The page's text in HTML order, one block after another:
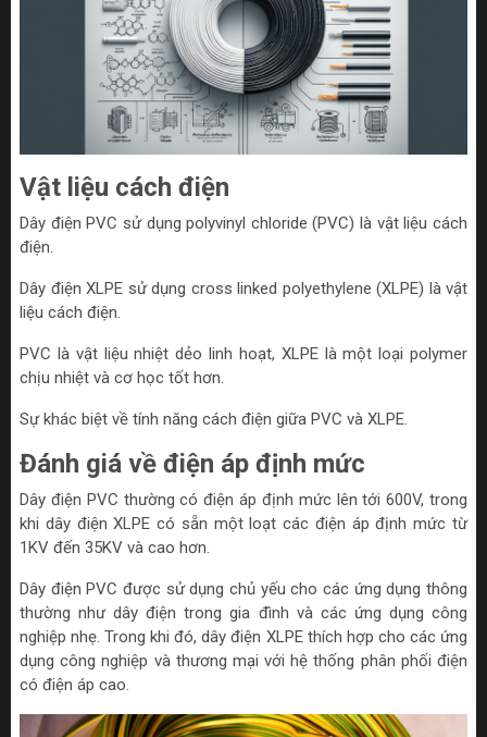
Vật liệu cách điện
Dây điện PVC sử dụng polyvinyl chloride (PVC) là vật liệu cách
điện.
Dây điện XLPE sử dụng cross linked polyethylene (XLPE) là vật
liệu cách điện.
PVC là vật liệu nhiệt dẻo linh hoạt, XLPE là một loại polymer
chịu nhiệt và cơ học tốt hơn.
Sự khác biệt về tính năng cách điện giữa PVC và XLPE.
Đánh giá về điện áp định mức
Dây điện PVC thường có điện áp định mức lên tới 600V, trong
khi dây điện XLPE có sẵn một loạt các điện áp định mức từ
1KV đến 35KV và cao hơn.
Dây điện PVC được sử dụng chủ yếu cho các ứng dụng thông
thường như dây điện trong gia đình và các ứng dụng công
nghiệp nhẹ. Trong khi đó, dây điện XLPE thích hợp cho các ứng
dụng công nghiệp và thương mại với hệ thống phân phối điện
có điện áp cao.